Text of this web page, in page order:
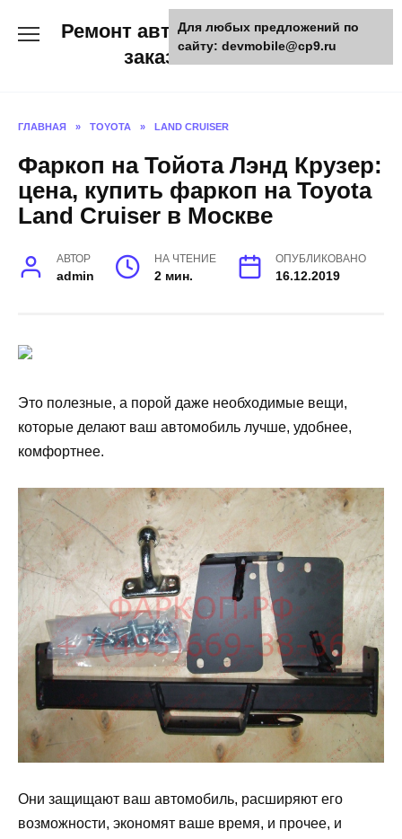
Ремонт авто и мото техники,
заказ запчастей
ГЛАВНАЯ » TOYOTA » LAND CRUISER
Фаркоп на Тойота Лэнд Крузер:
цена, купить фаркоп на Toyota
Land Cruiser в Москве
АВТОР
admin
НА ЧТЕНИЕ
2 мин.
ОПУБЛИКОВАНО
16.12.2019
Это полезные, а порой даже необходимые вещи,
которые делают ваш автомобиль лучше, удобнее,
комфортнее.
Они защищают ваш автомобиль, расширяют его
возможности, экономят ваше время, и прочее, и
Для любых предложений по
сайту: devmobile@cp9.ru